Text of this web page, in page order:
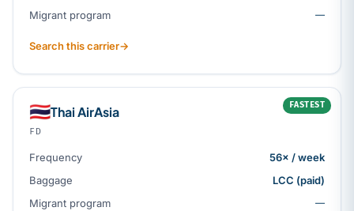
Migrant program
—
Search this carrier→
FASTEST
🇹🇭Thai AirAsia
FD
Frequency
56× / week
Baggage
LCC (paid)
Migrant program
—